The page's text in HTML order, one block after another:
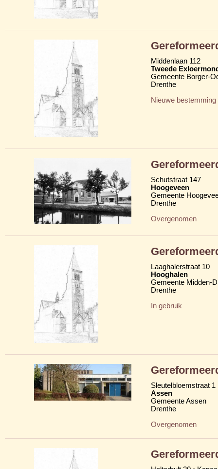
Middenlaan 112
Tweede
Gemeente Borger-
Drenthe
Nieuwe bestemming
Schutstraat 147
Hoogeveen
Gemeente
Drenthe
Overgenomen
Laaghalerstraat 10
Hooghalen
Gemeente Midden-
Drenthe
In gebruik
Sleutelbloemstraat 1
Assen
Gemeente Assen
Drenthe
Overgenomen